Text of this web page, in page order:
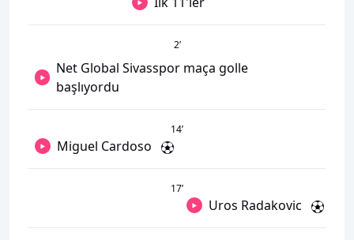
2’
Net Global Sivasspor maça golle
başlıyordu
14’
Miguel Cardoso
17’
Uros Radakovic